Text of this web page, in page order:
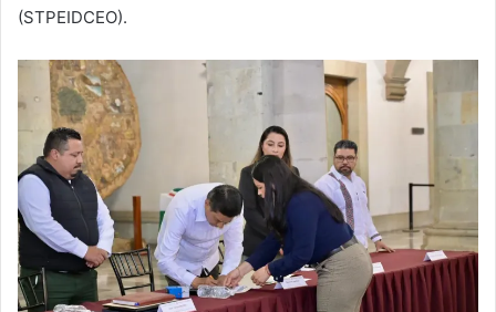
(STPEIDCEO).